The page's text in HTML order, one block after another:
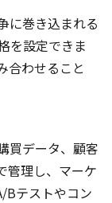
に巻き込まれる
を設定できま
合わせること
買データ、顧客
管理し、マーケ
Bテストやコン